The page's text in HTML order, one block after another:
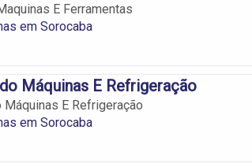
E Ferramentas
em Sorocaba
Máquinas E Refrigeração
Máquinas E Refrigeração
em Sorocaba